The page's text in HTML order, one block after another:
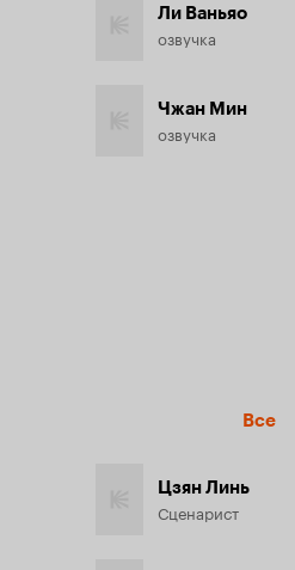
Ли Ваньяо
озвучка
Чжан Мин
озвучка
Все
Цзян Линь
Сценарист